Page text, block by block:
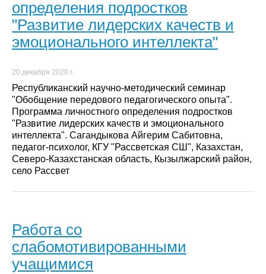
определения подростков
"Развитие лидерских качеств и
эмоционального интеллекта"
20 декабря 2020 г.
Республиканский научно-методический семинар
"Обобщение передового педагогического опыта".
Программа личностного определения подростков
"Развитие лидерских качеств и эмоционального
интеллекта". Сагандыкова Айгерим Сабитовна,
педагог-психолог, КГУ "Рассветская СШ", Казахстан,
Северо-Казахстанская область, Кызылжарский район,
село Рассвет
Работа со
слабомотивированными
учащимися